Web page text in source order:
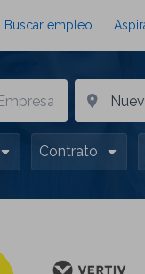
Buscar empleo
Contrato